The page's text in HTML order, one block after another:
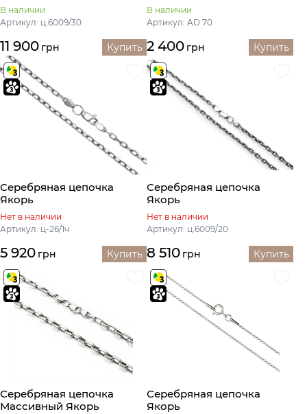
В наличии
Артикул: ц.6009/30
11 900 грн Купить
В наличии
Артикул: AD 70
2 400 грн Купить
Серебряная цепочка
Якорь
Нет в наличии
Артикул: ц-26/1ч
5 920 грн Купить
Серебряная цепочка
Якорь
Нет в наличии
Артикул: ц.6009/20
8 510 грн Купить
Серебряная цепочка
Массивный Якорь
Серебряная цепочка
Якорь